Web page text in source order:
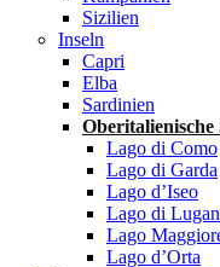
Sizilien
Inseln
Capri
Elba
Sardinien
Oberitalienische
Lago di Como
Lago di Garda
Lago d’Iseo
Lago di
Lago
Lago d’Orta